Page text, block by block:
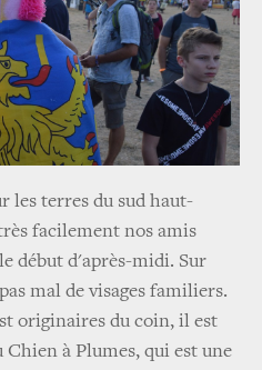
les terres du sud haut-
facilement nos amis
début d'après-midi. Sur
mal de visages familiers.
originaires du coin, il est
Chien à Plumes, qui est une